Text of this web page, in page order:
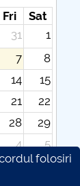
Fri
Sat
31
1
7
8
14
15
21
22
28
29
4
5
folosiri